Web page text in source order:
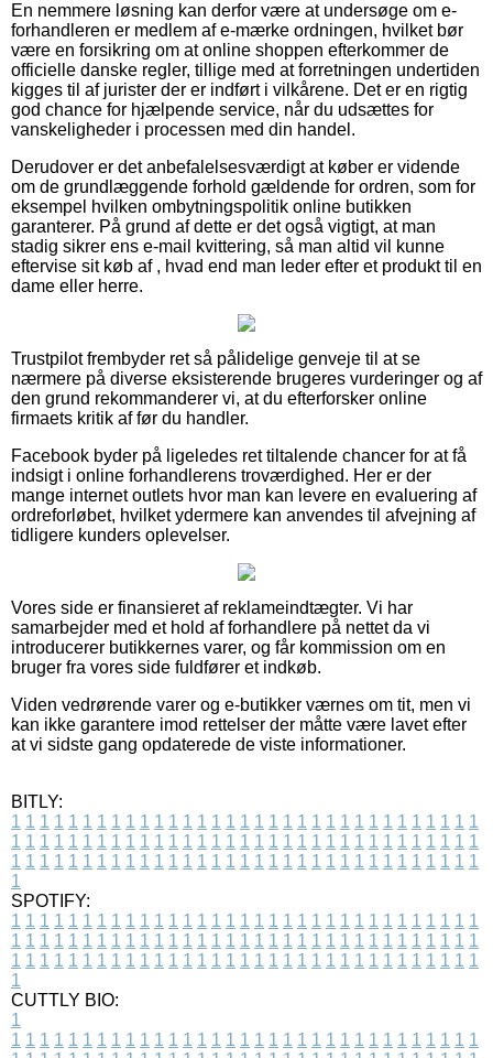
En nemmere løsning kan derfor være at undersøge om e-
forhandleren er medlem af e-mærke ordningen, hvilket bør
være en forsikring om at online shoppen efterkommer de
officielle danske regler, tillige med at forretningen undertiden
kigges til af jurister der er indført i vilkårene. Det er en rigtig
god chance for hjælpende service, når du udsættes for
vanskeligheder i processen med din handel.
Derudover er det anbefalelsesværdigt at køber er vidende
om de grundlæggende forhold gældende for ordren, som for
eksempel hvilken ombytningspolitik online butikken
garanterer. På grund af dette er det også vigtigt, at man
stadig sikrer ens e-mail kvittering, så man altid vil kunne
eftervise sit køb af , hvad end man leder efter et produkt til en
dame eller herre.
Trustpilot frembyder ret så pålidelige genveje til at se
nærmere på diverse eksisterende brugeres vurderinger og af
den grund rekommanderer vi, at du efterforsker online
firmaets kritik af før du handler.
Facebook byder på ligeledes ret tiltalende chancer for at få
indsigt i online forhandlerens troværdighed. Her er der
mange internet outlets hvor man kan levere en evaluering af
ordreforløbet, hvilket ydermere kan anvendes til afvejning af
tidligere kunders oplevelser.
Vores side er finansieret af reklameindtægter. Vi har
samarbejder med et hold af forhandlere på nettet da vi
introducerer butikkernes varer, og får kommission om en
bruger fra vores side fuldfører et indkøb.
Viden vedrørende varer og e-butikker værnes om tit, men vi
kan ikke garantere imod rettelser der måtte være lavet efter
at vi sidste gang opdaterede de viste informationer.
BITLY:
1 1 1 1 1 1 1 1 1 1 1 1 1 1 1 1 1 1 1 1 1 1 1 1 1 1 1 1 1 1 1 1 1
1 1 1 1 1 1 1 1 1 1 1 1 1 1 1 1 1 1 1 1 1 1 1 1 1 1 1 1 1 1 1 1 1
1 1 1 1 1 1 1 1 1 1 1 1 1 1 1 1 1 1 1 1 1 1 1 1 1 1 1 1 1 1 1 1 1
1
SPOTIFY:
1 1 1 1 1 1 1 1 1 1 1 1 1 1 1 1 1 1 1 1 1 1 1 1 1 1 1 1 1 1 1 1 1
1 1 1 1 1 1 1 1 1 1 1 1 1 1 1 1 1 1 1 1 1 1 1 1 1 1 1 1 1 1 1 1 1
1 1 1 1 1 1 1 1 1 1 1 1 1 1 1 1 1 1 1 1 1 1 1 1 1 1 1 1 1 1 1 1 1
1
CUTTLY BIO:
1
1 1 1 1 1 1 1 1 1 1 1 1 1 1 1 1 1 1 1 1 1 1 1 1 1 1 1 1 1 1 1 1 1